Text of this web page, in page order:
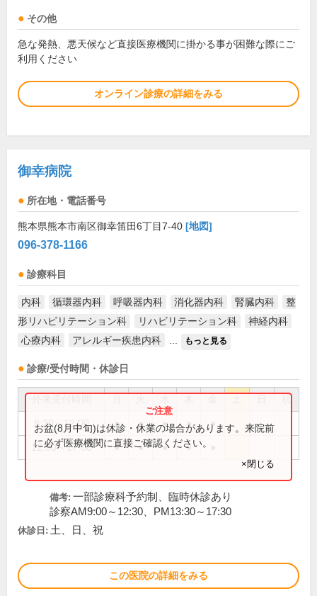
その他
急な発熱、悪天候など直接医療機関に掛かる事が困難な際にご
利用ください
オンライン診療の詳細をみる
御幸病院
所在地・電話番号
熊本県熊本市南区御幸笛田6丁目7-40 [地図]
096-378-1166
診療科目
内科 循環器内科 呼吸器内科 消化器内科 腎臓内科
整
形リハビリテーション科
リハビリテーション科
神経内科
心療内科
アレルギー疾患内科 もっと見る
診療/受付時間・休診日
祝
8:30～12:00 ● ● ● ● ●
12:30～17:00 ● ● ● ●
お盆(8月中旬)は休診・休業の場合があります。来院前
に必ず医療機関に直接ご確認ください。
×閉じる
備考: 一部診療科予約制、臨時休診あり
診察AM9:00～12:30、PM13:30～17:30
休診日: 土、日、祝
この医院の詳細をみる